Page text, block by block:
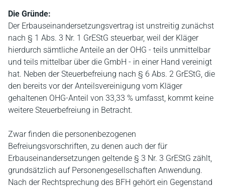
Die Gründe:
Der Erbauseinandersetzungsvertrag ist unstreitig zunächst
nach § 1 Abs. 3 Nr. 1 GrEStG steuerbar, weil der Kläger
hierdurch sämtliche Anteile an der OHG - teils unmittelbar
und teils mittelbar über die GmbH - in einer Hand vereinigt
hat. Neben der Steuerbefreiung nach § 6 Abs. 2 GrEStG, die
den bereits vor der Anteilsvereinigung vom Kläger
gehaltenen OHG-Anteil von 33,33 % umfasst, kommt keine
weitere Steuerbefreiung in Betracht.
Zwar finden die personenbezogenen
Befreiungsvorschriften, zu denen auch der für
Erbauseinandersetzungen geltende § 3 Nr. 3 GrEStG zählt,
grundsätzlich auf Personengesellschaften Anwendung.
Nach der Rechtsprechung des BFH gehört ein Gegenstand